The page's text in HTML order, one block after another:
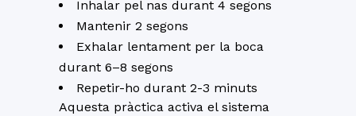
Inhalar pel nas durant 4 segons
Mantenir 2 segons
Exhalar lentament per la boca
durant 6–8 segons
Repetir-ho durant 2-3 minuts
Aquesta pràctica activa el sistema